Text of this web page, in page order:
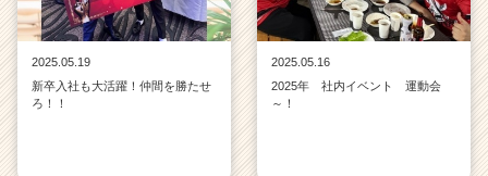
2025.05.19
新卒入社も大活躍！仲間を勝たせ
ろ！！
2025.05.16
2025年 社内イベント 運動会
～！